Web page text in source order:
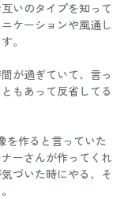
いのタイプを知って
ケーションや風通し
。
が過ぎていて、言っ
もあって反省してる
を作ると言っていた
ーさんが作ってくれ
づいた時にやる、そ